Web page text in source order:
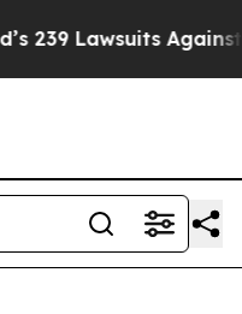
Against Life-Saving